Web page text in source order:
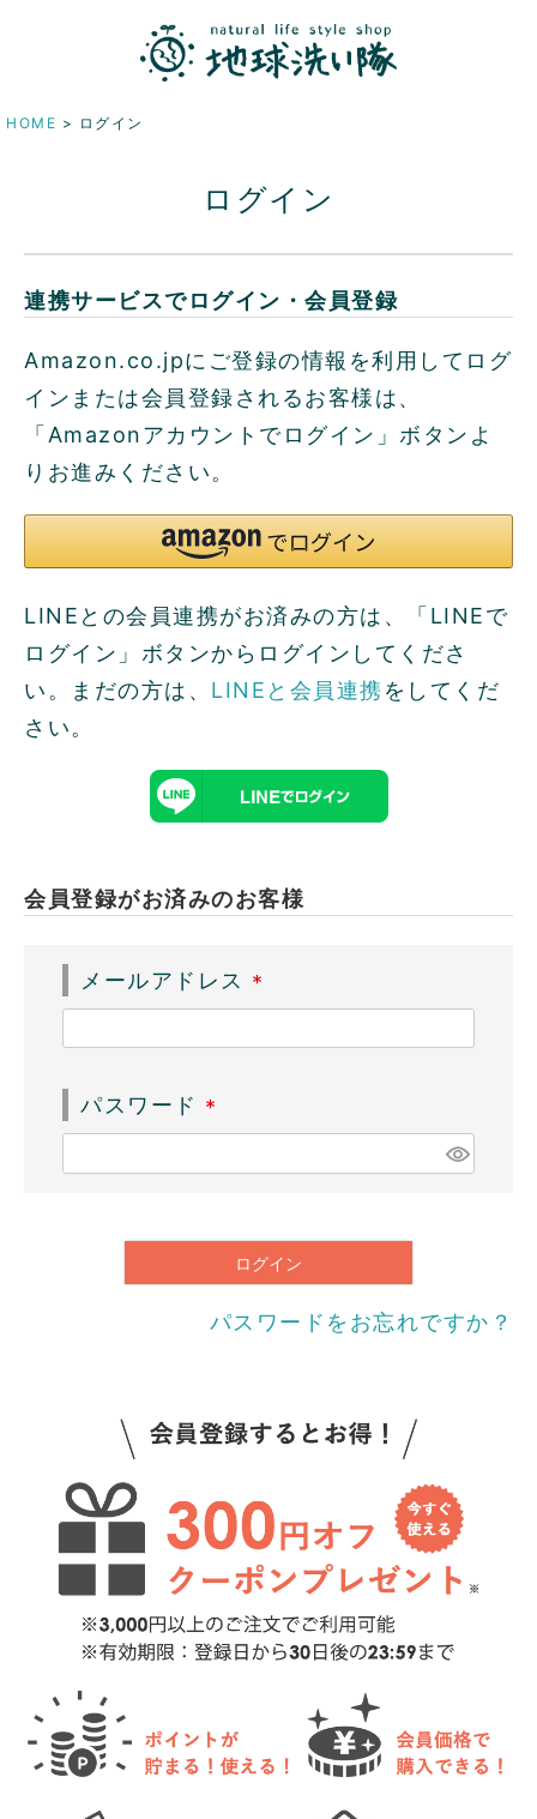
HOME ログイン
ログイン
連携サービスでログイン・会員登録
Amazon.co.jpにご登録の情報を利用してログ
インまたは会員登録されるお客様は、
「Amazonアカウントでログイン」ボタンよ
りお進みください。
LINEとの会員連携がお済みの方は、「LINEで
ログイン」ボタンからログインしてくださ
い。まだの方は、 LINEと会員連携をしてくだ
さい。
会員登録がお済みのお客様
メールアドレス
(
必
パスワード
(
必
)
ログイン
パスワードをお忘れですか？